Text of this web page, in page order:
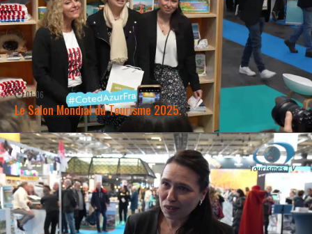
01:06
Le Salon Mondial du Tourisme 2025.
WATCH NOW →